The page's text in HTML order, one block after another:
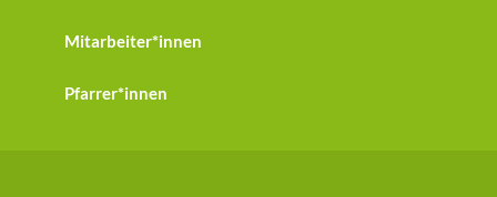
Mitarbeiter*innen
Pfarrer*innen